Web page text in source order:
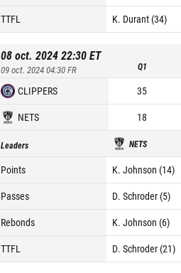
TTFL
K. Durant (34)
08 oct. 2024 22:30ET
09 oct. 2024 04:30FR Q1
CLIPPERS 35
NETS
18
Leaders NETS
Points K. Johnson (14)
Passes
D. Schroder (5)
Rebonds
K. Johnson (6)
TTFL
D. Schroder (21)